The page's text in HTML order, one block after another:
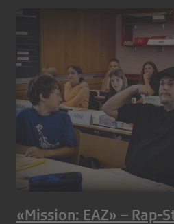
«Mission: EAZ» – Rap-